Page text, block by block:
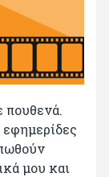
πουθενά.
εφημερίδες
μου και